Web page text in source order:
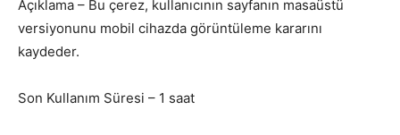
Açıklama – Bu çerez, kullanıcının sayfanın masaüstü
versiyonunu mobil cihazda görüntüleme kararını
kaydeder.
Son Kullanım Süresi – 1 saat